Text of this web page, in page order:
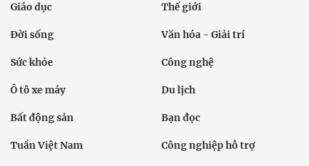
Giáo dục Thế giới
Đời sống Văn hóa - Giải trí
Sức khỏe Công nghệ
Ô tô xe máy Du lịch
Bất động sản Bạn đọc
Tuần Việt Nam Công nghiệp hỗ trợ